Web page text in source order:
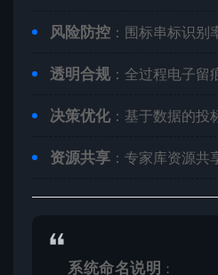
​风险防控​ ：围标串标识别
​透明合规​ ：全过程电子留
​决策优化​：基于数据的投
​资源共享​ ：专家库资源共
​系统命名说明​ ​：